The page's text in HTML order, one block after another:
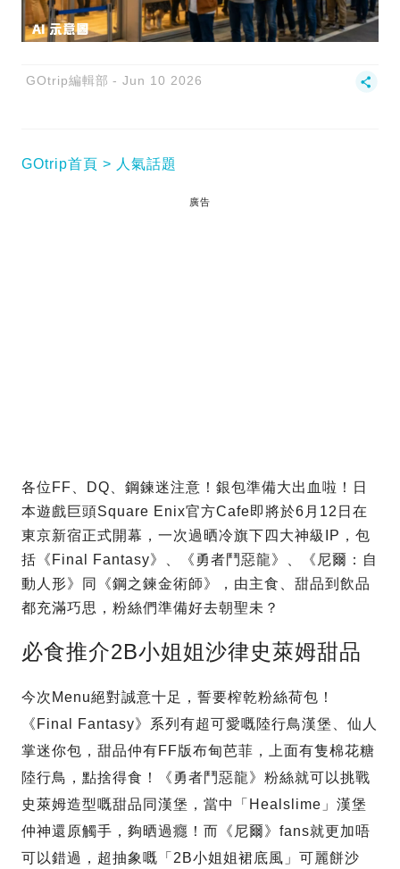
GOtrip編輯部 Jun 10 2026
GOtrip首頁 人氣話題
廣告
各位FF、DQ、鋼鍊迷注意！銀包準備大出血啦！日
本遊戲巨頭Square Enix官方Cafe即將於6月12日在
東京新宿正式開幕，一次過晒冷旗下四大神級IP，包
括《Final Fantasy》、《勇者鬥惡龍》、《尼爾：自
動人形》同《鋼之鍊金術師》，由主食、甜品到飲品
都充滿巧思，粉絲們準備好去朝聖未？
必食推介2B小姐姐沙律史萊姆甜品
今次Menu絕對誠意十足，誓要榨乾粉絲荷包！
《Final Fantasy》系列有超可愛嘅陸行鳥漢堡、仙人
掌迷你包，甜品仲有FF版布甸芭菲，上面有隻棉花糖
陸行鳥，點捨得食！《勇者鬥惡龍》粉絲就可以挑戰
史萊姆造型嘅甜品同漢堡，當中「Healslime」漢堡
仲神還原觸手，夠晒過癮！而《尼爾》fans就更加唔
可以錯過，超抽象嘅「2B小姐姐裙底風」可麗餅沙